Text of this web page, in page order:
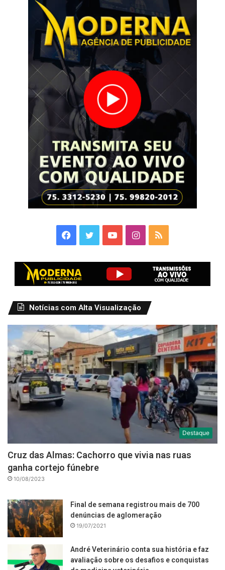
Facebook
TwitterYouTubeInstagram
RSS
Notícias com Alta Visualização
Destaque
Cruz das Almas: Cachorro que vivia nas ruas
ganha cortejo fúnebre
10/08/2023
Final de semana registrou mais de 700
denúncias de aglomeração
19/07/2021
André Veterinário conta sua história e faz
avaliação sobre os desafios e conquistas